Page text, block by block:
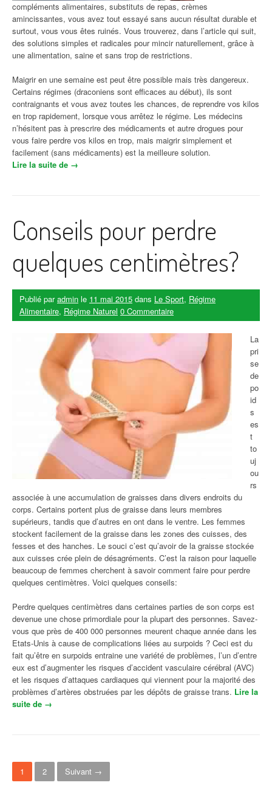
compléments alimentaires, substituts de repas, crèmes
amincissantes, vous avez tout essayé sans aucun résultat durable et
surtout, vous vous êtes ruinés. Vous trouverez, dans l’article qui suit,
des solutions simples et radicales pour mincir naturellement, grâce à
une alimentation, saine et sans trop de restrictions.
Maigrir en une semaine est peut être possible mais très dangereux.
Certains régimes (draconiens sont efficaces au début), ils sont
contraignants et vous avez toutes les chances, de reprendre vos kilos
en trop rapidement, lorsque vous arrêtez le régime. Les médecins
n’hésitent pas à prescrire des médicaments et autre drogues pour
vous faire perdre vos kilos en trop, mais maigrir simplement et
facilement (sans médicaments) est la meilleure solution.
Lire la suite de « Comment procéder pour perdre du poids avec
→
Conseils pour perdre
quelques centimètres?
Publié paradmin le 11 mai 2015 dans Le Sport, Régime
Alimentaire, Régime Naturel 0 Commentaire
La
pri
se
de
po
id
s
es
t
to
uj
ou
rs
associée à une accumulation de graisses dans divers endroits du
corps. Certains portent plus de graisse dans leurs membres
supérieurs, tandis que d’autres en ont dans le ventre. Les femmes
stockent facilement de la graisse dans les zones des cuisses, des
fesses et des hanches. Le souci c’est qu’avoir de la graisse stockée
aux cuisses crée plein de désagréments. C’est la raison pour laquelle
beaucoup de femmes cherchent à savoir comment faire pour perdre
quelques centimètres. Voici quelques conseils:
Perdre quelques centimètres dans certaines parties de son corps est
devenue une chose primordiale pour la plupart des personnes. Savez-
vous que près de 400 000 personnes meurent chaque année dans les
Etats-Unis à cause de complications liées au surpoids ? Ceci est du
fait qu’être en surpoids entraine une variété de problèmes, l’un d’entre
eux est d’augmenter les risques d’accident vasculaire cérébral (AVC)
et les risques d’attaques cardiaques qui viennent pour la majorité des
problèmes d’artères obstruées par les dépôts de graisse trans. Lire la
suite de « Conseils pour perdre quelques centimètres? »
→
Navigation des articles
1 2 Suivant →